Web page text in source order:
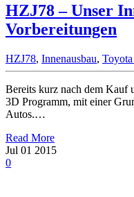
HZJ78 – Unser
Vorbereitungen
HZJ78, Innenausbau,
Bereits kurz nach dem Kauf
3D Programm, mit einer
Autos.…
Read More
Jul 01 2015
0